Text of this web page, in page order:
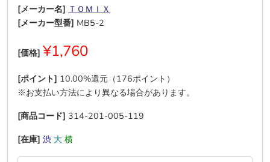
[メーカー名] ＴＯＭＩＸ
[メーカー型番] MB5-2
[価格] ¥1,760
[ポイント] 10.00%還元（176ポイント）
※お支払い方法により異なる場合があります。
[商品コード] 314-201-005-119
[在庫] 渋 大 横